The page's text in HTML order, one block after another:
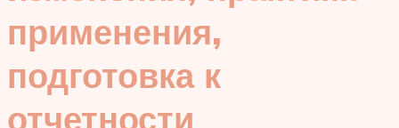
применения,
подготовка к
отчетности